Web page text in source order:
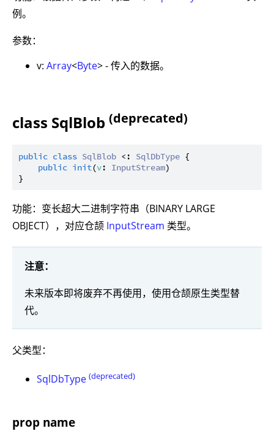
例。
参数：
v: Array<Byte> - 传入的数据。
class SqlBlob (deprecated)
public class SqlBlob <: SqlDbType {
public init(v: InputStream)
功能：变长超大二进制字符串（BINARY LARGE
OBJECT），对应仓颉 InputStream 类型。
注意：
未来版本即将废弃不再使用，使用仓颉原生类型替
代。
父类型：
SqlDbType (deprecated)
prop name